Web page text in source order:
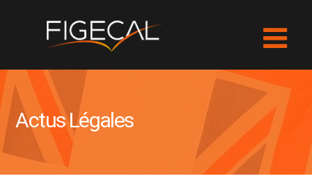
Actus Légales